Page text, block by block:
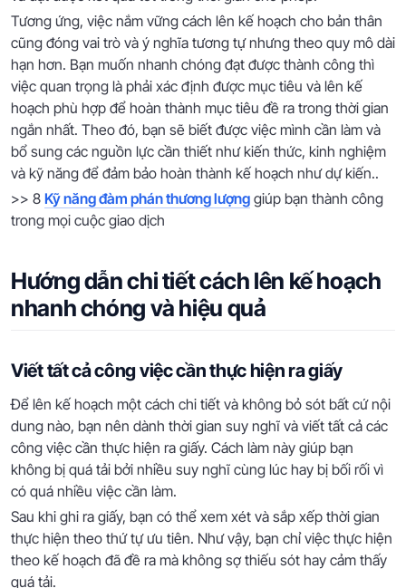
Tương ứng, việc nắm vững cách lên kế hoạch cho bản thân
cũng đóng vai trò và ý nghĩa tương tự nhưng theo quy mô dài
hạn hơn. Bạn muốn nhanh chóng đạt được thành công thì
việc quan trọng là phải xác định được mục tiêu và lên kế
hoạch phù hợp để hoàn thành mục tiêu đề ra trong thời gian
ngắn nhất. Theo đó, bạn sẽ biết được việc mình cần làm và
bổ sung các nguồn lực cần thiết như kiến thức, kinh nghiệm
và kỹ năng để đảm bảo hoàn thành kế hoạch như dự kiến..
>> 8 Kỹ năng đàm phán thương lượng giúp bạn thành công
trong mọi cuộc giao dịch
Hướng dẫn chi tiết cách lên kế hoạch
nhanh chóng và hiệu quả
Viết tất cả công việc cần thực hiện ra giấy
Để lên kế hoạch một cách chi tiết và không bỏ sót bất cứ nội
dung nào, bạn nên dành thời gian suy nghĩ và viết tất cả các
công việc cần thực hiện ra giấy. Cách làm này giúp bạn
không bị quá tải bởi nhiều suy nghĩ cùng lúc hay bị bối rối vì
có quá nhiều việc cần làm.
Sau khi ghi ra giấy, bạn có thể xem xét và sắp xếp thời gian
thực hiện theo thứ tự ưu tiên. Như vậy, bạn chỉ việc thực hiện
theo kế hoạch đã đề ra mà không sợ thiếu sót hay cảm thấy
quá tải.